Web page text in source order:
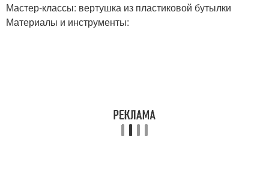
Мастер-классы: вертушка из пластиковой бутылки
Материалы и инструменты: